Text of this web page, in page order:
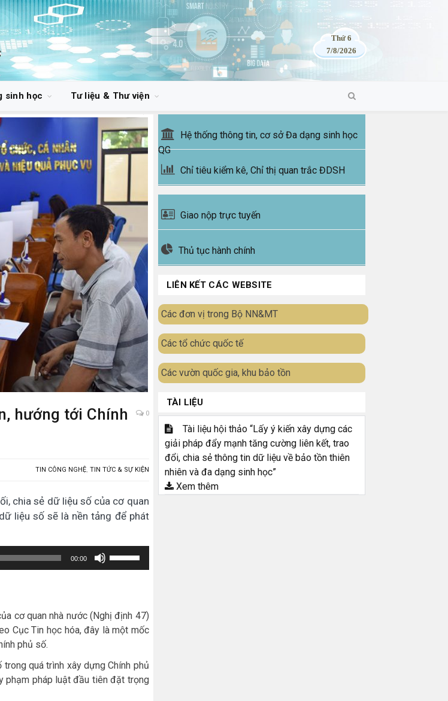
Thứ 6
7/8/2026
sinh học Tư liệu & Thư viện
hướng tới Chính
0
TIN CÔNG NGHỆ, TIN TỨC & SỰ KIỆN
chia sẻ dữ liệu số của cơ quan
liệu số sẽ là nền tảng để phát
00:00
Sử
dụng
mũi
tên
để
tăng
cơ quan nhà nước (Nghị định 47)
Cục Tin học hóa, đây là một mốc
phủ số.
quá trình xây dựng Chính phủ
phạm pháp luật đầu tiên đặt trọng
Hệ thống thông tin, cơ sở Đa dạng sinh học
QG
Chỉ tiêu kiểm kê, Chỉ thị quan trắc ĐDSH
Giao nộp trực tuyến
Thủ tục hành chính
LIÊN KẾT CÁC WEBSITE
Các đơn vị trong Bộ NN&MT
Các tổ chức quốc tế
Các vườn quốc gia, khu bảo tồn
TÀI LIỆU
Tài liệu hội thảo “Lấy ý kiến xây dựng các
giải pháp đẩy mạnh tăng cường liên kết, trao
đổi, chia sẻ thông tin dữ liệu về bảo tồn thiên
nhiên và đa dạng sinh học”
Xem thêm